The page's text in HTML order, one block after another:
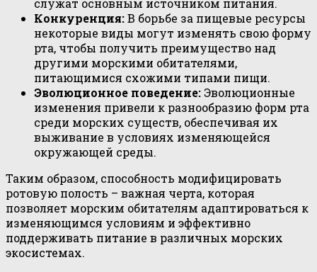
Конкуренция:В борьбе за пищевые ресурсы
некоторые виды могут изменять свою форму
рта, чтобы получить преимущество над
другими морскими обитателями,
питающимися схожими типами пищи.
Эволюционное поведение: Эволюционные
изменения привели к разнообразию форм рта
среди морских существ, обеспечивая их
выживание в условиях изменяющейся
окружающей среды.
Таким образом, способность модифицировать
ротовую полость – важная черта, которая
позволяет морским обитателям адаптироваться к
изменяющимся условиям и эффективно
поддерживать питание в различных морских
экосистемах.